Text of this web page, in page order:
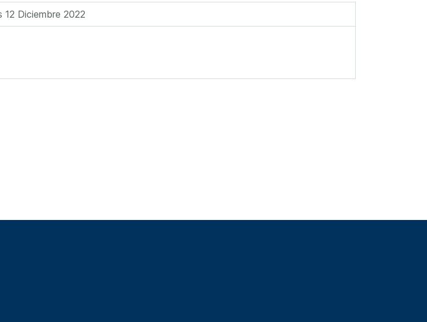
12 Diciembre 2022